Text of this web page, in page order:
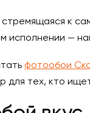
к
исполнении —
фотообои
для тех, кто